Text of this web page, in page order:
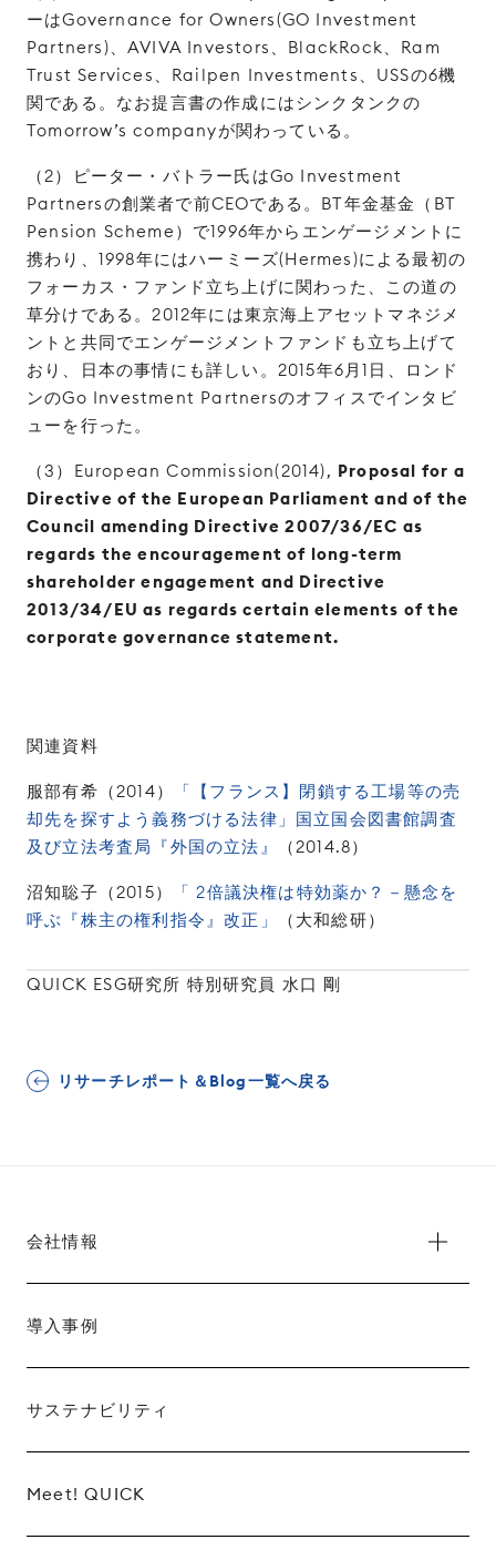
ーはGovernance for Owners(GO Investment
Partners)、AVIVA Investors、BlackRock、Ram
Trust Services、Railpen Investments、USSの6機
関である。なお提言書の作成にはシンクタンクの
Tomorrow’s companyが関わっている。
（2）ピーター・バトラー氏はGo Investment
Partnersの創業者で前CEOである。BT年金基金（BT
Pension Scheme）で1996年からエンゲージメントに
携わり、1998年にはハーミーズ(Hermes)による最初の
フォーカス・ファンド立ち上げに関わった、この道の
草分けである。2012年には東京海上アセットマネジメ
ントと共同でエンゲージメントファンドも立ち上げて
おり、日本の事情にも詳しい。2015年6月1日、ロンド
ンのGo Investment Partnersのオフィスでインタビ
ューを行った。
（3）European Commission(2014), Proposal for a
Directive of the European Parliament and of the
Council amending Directive 2007/36/EC as
regards the encouragement of long-term
shareholder engagement and Directive
2013/34/EU as regards certain elements of the
corporate governance statement.
関連資料
服部有希（2014）
「【フランス】閉鎖する工場等の売
却先を探すよう義務づける法律」国立国会図書館調査
及び立法考査局『外国の立法』
（2014.8）
沼知聡子（2015）
「 2倍議決権は特効薬か？－懸念を
呼ぶ『株主の権利指令』改正」
（大和総研）
QUICK ESG研究所 特別研究員 水口 剛
リサーチレポート＆Blog一覧へ戻る
会社情報
導入事例
サステナビリティ
Meet! QUICK